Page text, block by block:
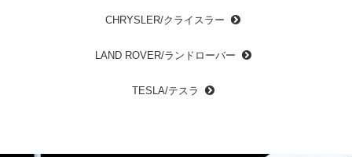
CHRYSLER/クライスラー
LAND ROVER/ランドローバー
TESLA/テスラ